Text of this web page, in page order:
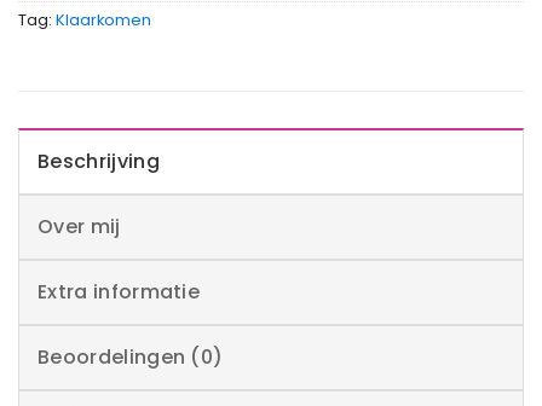
Tag: Klaarkomen
Beschrijving
Over mij
Extra informatie
Beoordelingen (0)